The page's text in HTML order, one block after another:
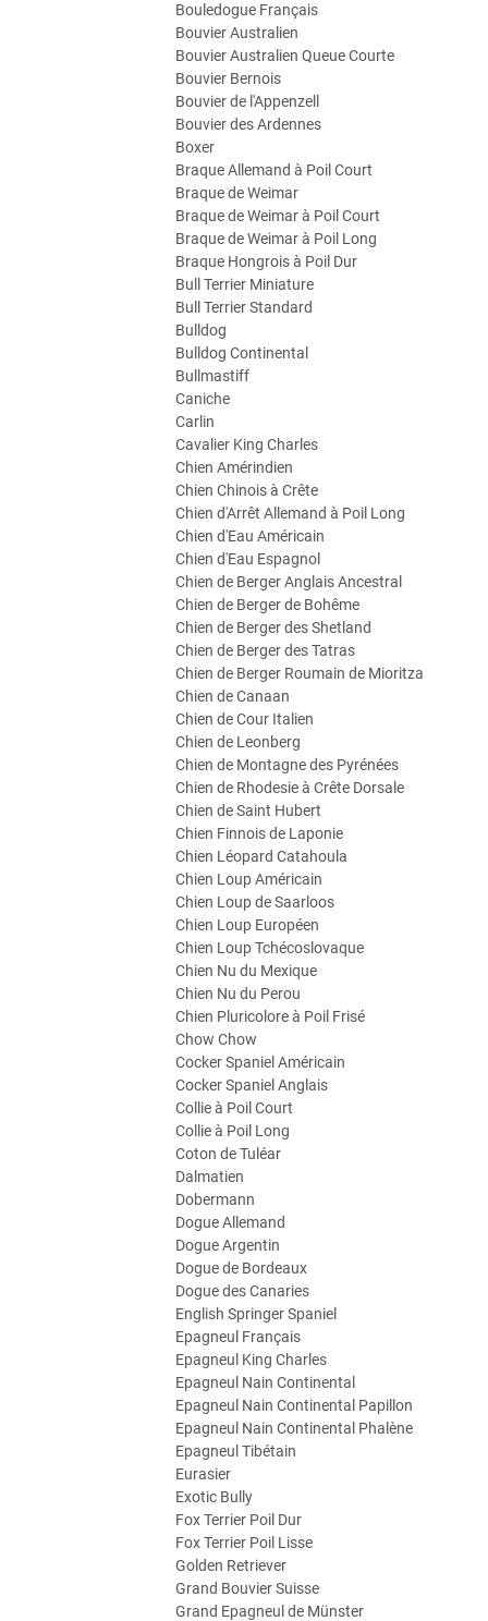
Bouledogue Français
Bouvier Australien
Bouvier Australien Queue Courte
Bouvier Bernois
Bouvier de l'Appenzell
Bouvier des Ardennes
Boxer
Braque Allemand à Poil Court
Braque de Weimar
Braque de Weimar à Poil Court
Braque de Weimar à Poil Long
Braque Hongrois à Poil Dur
Bull Terrier Miniature
Bull Terrier Standard
Bulldog
Bulldog Continental
Bullmastiff
Caniche
Carlin
Cavalier King Charles
Chien Amérindien
Chien Chinois à Crête
Chien d'Arrêt Allemand à Poil Long
Chien d'Eau Américain
Chien d'Eau Espagnol
Chien de Berger Anglais Ancestral
Chien de Berger de Bohême
Chien de Berger des Shetland
Chien de Berger des Tatras
Chien de Berger Roumain de Mioritza
Chien de Canaan
Chien de Cour Italien
Chien de Leonberg
Chien de Montagne des Pyrénées
Chien de Rhodesie à Crête Dorsale
Chien de Saint Hubert
Chien Finnois de Laponie
Chien Léopard Catahoula
Chien Loup Américain
Chien Loup de Saarloos
Chien Loup Européen
Chien Loup Tchécoslovaque
Chien Nu du Mexique
Chien Nu du Perou
Chien Pluricolore à Poil Frisé
Chow Chow
Cocker Spaniel Américain
Cocker Spaniel Anglais
Collie à Poil Court
Collie à Poil Long
Coton de Tuléar
Dalmatien
Dobermann
Dogue Allemand
Dogue Argentin
Dogue de Bordeaux
Dogue des Canaries
English Springer Spaniel
Epagneul Français
Epagneul King Charles
Epagneul Nain Continental
Epagneul Nain Continental Papillon
Epagneul Nain Continental Phalène
Epagneul Tibétain
Eurasier
Exotic Bully
Fox Terrier Poil Dur
Fox Terrier Poil Lisse
Golden Retriever
Grand Bouvier Suisse
Grand Epagneul de Münster